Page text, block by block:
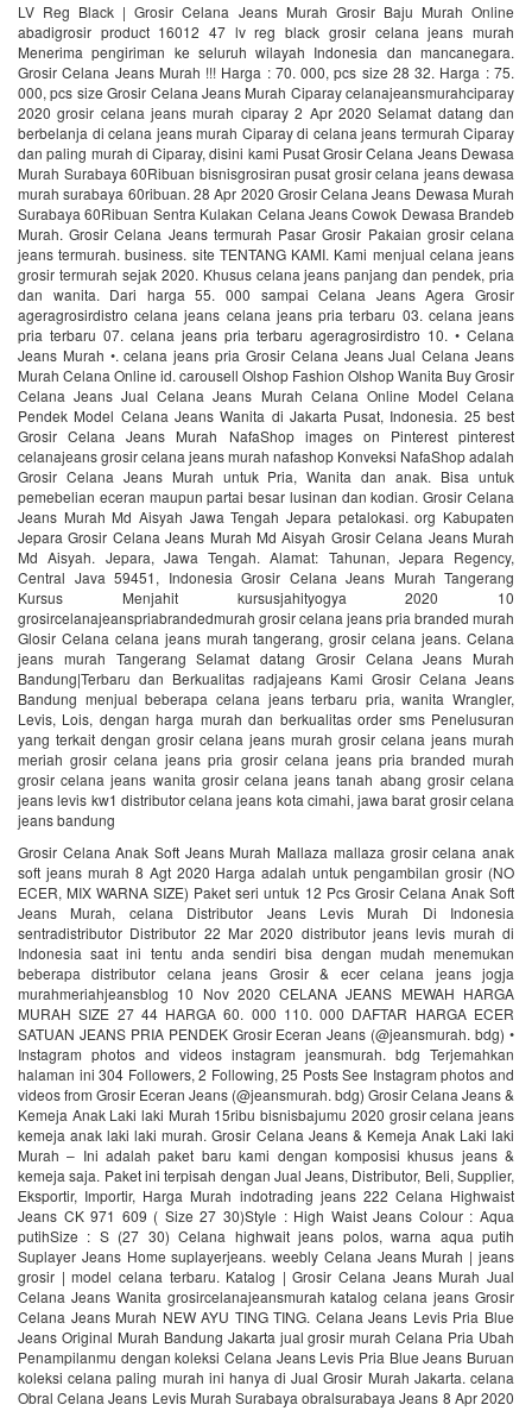
LV Reg Black | Grosir Celana Jeans Murah Grosir Baju Murah Online
abadigrosir product 16012 47 lv reg black grosir celana jeans murah
Menerima pengiriman ke seluruh wilayah Indonesia dan mancanegara.
Grosir Celana Jeans Murah !!! Harga : 70. 000, pcs size 28 32. Harga : 75.
000, pcs size Grosir Celana Jeans Murah Ciparay celanajeansmurahciparay
2020 grosir celana jeans murah ciparay 2 Apr 2020 Selamat datang dan
berbelanja di celana jeans murah Ciparay di celana jeans termurah Ciparay
dan paling murah di Ciparay, disini kami Pusat Grosir Celana Jeans Dewasa
Murah Surabaya 60Ribuan bisnisgrosiran pusat grosir celana jeans dewasa
murah surabaya 60ribuan. 28 Apr 2020 Grosir Celana Jeans Dewasa Murah
Surabaya 60Ribuan Sentra Kulakan Celana Jeans Cowok Dewasa Brandeb
Murah. Grosir Celana Jeans termurah Pasar Grosir Pakaian grosir celana
jeans termurah. business. site TENTANG KAMI. Kami menjual celana jeans
grosir termurah sejak 2020. Khusus celana jeans panjang dan pendek, pria
dan wanita. Dari harga 55. 000 sampai Celana Jeans Agera Grosir
ageragrosirdistro celana jeans celana jeans pria terbaru 03. celana jeans
pria terbaru 07. celana jeans pria terbaru ageragrosirdistro 10. • Celana
Jeans Murah •. celana jeans pria Grosir Celana Jeans Jual Celana Jeans
Murah Celana Online id. carousell Olshop Fashion Olshop Wanita Buy Grosir
Celana Jeans Jual Celana Jeans Murah Celana Online Model Celana
Pendek Model Celana Jeans Wanita di Jakarta Pusat, Indonesia. 25 best
Grosir Celana Jeans Murah NafaShop images on Pinterest pinterest
celanajeans grosir celana jeans murah nafashop Konveksi NafaShop adalah
Grosir Celana Jeans Murah untuk Pria, Wanita dan anak. Bisa untuk
pemebelian eceran maupun partai besar lusinan dan kodian. Grosir Celana
Jeans Murah Md Aisyah Jawa Tengah Jepara petalokasi. org Kabupaten
Jepara Grosir Celana Jeans Murah Md Aisyah Grosir Celana Jeans Murah
Md Aisyah. Jepara, Jawa Tengah. Alamat: Tahunan, Jepara Regency,
Central Java 59451, Indonesia Grosir Celana Jeans Murah Tangerang
Kursus Menjahit kursusjahityogya 2020 10
grosircelanajeanspriabrandedmurah grosir celana jeans pria branded murah
Glosir Celana celana jeans murah tangerang, grosir celana jeans. Celana
jeans murah Tangerang Selamat datang Grosir Celana Jeans Murah
Bandung|Terbaru dan Berkualitas radjajeans Kami Grosir Celana Jeans
Bandung menjual beberapa celana jeans terbaru pria, wanita Wrangler,
Levis, Lois, dengan harga murah dan berkualitas order sms Penelusuran
yang terkait dengan grosir celana jeans murah grosir celana jeans murah
meriah grosir celana jeans pria grosir celana jeans pria branded murah
grosir celana jeans wanita grosir celana jeans tanah abang grosir celana
jeans levis kw1 distributor celana jeans kota cimahi, jawa barat grosir celana
jeans bandung
Grosir Celana Anak Soft Jeans Murah Mallaza mallaza grosir celana anak
soft jeans murah 8 Agt 2020 Harga adalah untuk pengambilan grosir (NO
ECER, MIX WARNA SIZE) Paket seri untuk 12 Pcs Grosir Celana Anak Soft
Jeans Murah, celana Distributor Jeans Levis Murah Di Indonesia
sentradistributor Distributor 22 Mar 2020 distributor jeans levis murah di
Indonesia saat ini tentu anda sendiri bisa dengan mudah menemukan
beberapa distributor celana jeans Grosir & ecer celana jeans jogja
murahmeriahjeansblog 10 Nov 2020 CELANA JEANS MEWAH HARGA
MURAH SIZE 27 44 HARGA 60. 000 110. 000 DAFTAR HARGA ECER
SATUAN JEANS PRIA PENDEK Grosir Eceran Jeans (@jeansmurah. bdg) •
Instagram photos and videos instagram jeansmurah. bdg Terjemahkan
halaman ini 304 Followers, 2 Following, 25 Posts See Instagram photos and
videos from Grosir Eceran Jeans (@jeansmurah. bdg) Grosir Celana Jeans &
Kemeja Anak Laki laki Murah 15ribu bisnisbajumu 2020 grosir celana jeans
kemeja anak laki laki murah. Grosir Celana Jeans & Kemeja Anak Laki laki
Murah – Ini adalah paket baru kami dengan komposisi khusus jeans &
kemeja saja. Paket ini terpisah dengan Jual Jeans, Distributor, Beli, Supplier,
Eksportir, Importir, Harga Murah indotrading jeans 222 Celana Highwaist
Jeans CK 971 609 ( Size 27 30)Style : High Waist Jeans Colour : Aqua
putihSize : S (27 30) Celana highwait jeans polos, warna aqua putih
Suplayer Jeans Home suplayerjeans. weebly Celana Jeans Murah | jeans
grosir | model celana terbaru. Katalog | Grosir Celana Jeans Murah Jual
Celana Jeans Wanita grosircelanajeansmurah katalog celana jeans Grosir
Celana Jeans Murah NEW AYU TING TING. Celana Jeans Levis Pria Blue
Jeans Original Murah Bandung Jakarta jual grosir murah Celana Pria Ubah
Penampilanmu dengan koleksi Celana Jeans Levis Pria Blue Jeans Buruan
koleksi celana paling murah ini hanya di Jual Grosir Murah Jakarta. celana
Obral Celana Jeans Levis Murah Surabaya obralsurabaya Jeans 8 Apr 2020